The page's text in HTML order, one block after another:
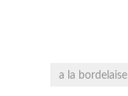
a la bordelaise